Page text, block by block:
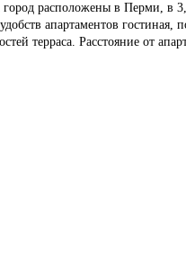
расположены в Перми, в
апартаментов гостиная,
терраса. Расстояние от